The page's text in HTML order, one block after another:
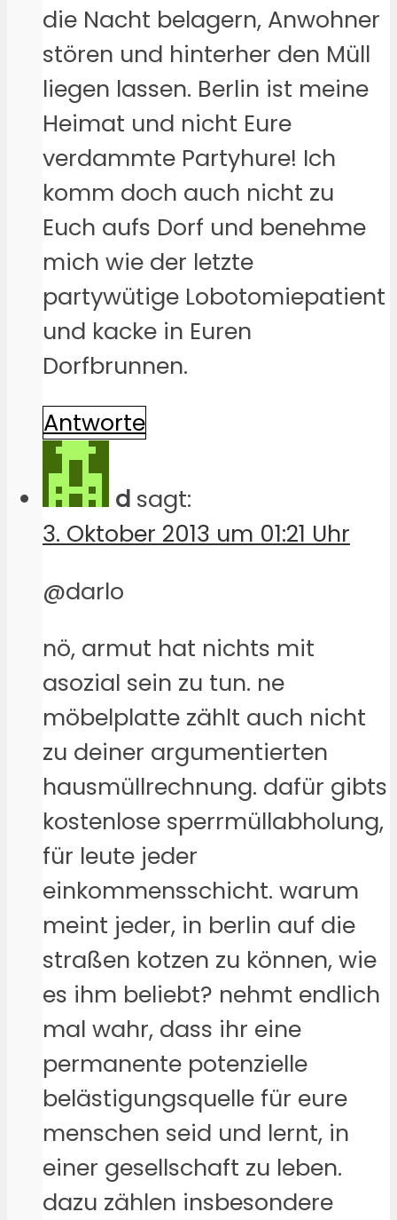
die Nacht belagern, Anwohner
stören und hinterher den Müll
liegen lassen. Berlin ist meine
Heimat und nicht Eure
verdammte Partyhure! Ich
komm doch auch nicht zu
Euch aufs Dorf und benehme
mich wie der letzte
partywütige Lobotomiepatient
und kacke in Euren
Dorfbrunnen.
Antworte
d sagt:
3. Oktober 2013 um 01:21 Uhr
@darlo
nö, armut hat nichts mit
asozial sein zu tun. ne
möbelplatte zählt auch nicht
zu deiner argumentierten
hausmüllrechnung. dafür gibts
kostenlose sperrmüllabholung,
für leute jeder
einkommensschicht. warum
meint jeder, in berlin auf die
straßen kotzen zu können, wie
es ihm beliebt? nehmt endlich
mal wahr, dass ihr eine
permanente potenzielle
belästigungsquelle für eure
menschen seid und lernt, in
einer gesellschaft zu leben.
dazu zählen insbesondere